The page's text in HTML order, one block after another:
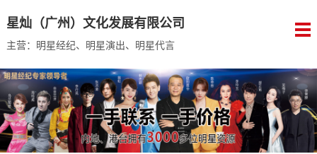
星灿（广州）文化发展有限公司
主营：明星经纪、明星演出、明星代言